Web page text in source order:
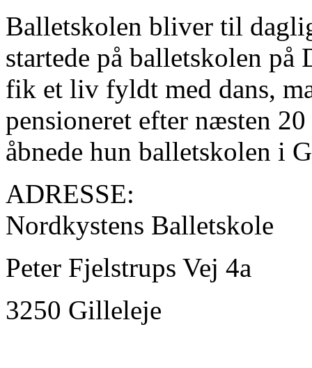
Balletskolen bliver til
startede på balletskolen
fik et liv fyldt med dans,
pensioneret efter næsten
åbnede hun balletskolen i
ADRESSE:
Nordkystens Balletskole
Peter Fjelstrups Vej 4a
3250 Gilleleje